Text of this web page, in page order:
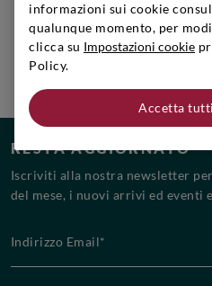
LAVORA CON NOI
Scopri le posizioni aperte e
Scopri di più
RESTA AGGIORNATO
Iscriviti alla nostra newsletter
del mese, i nuovi arrivi ed eventi
informazioni sui cookie
qualunque momento, per
clicca su Impostazioni cookie
Policy.
Accetta